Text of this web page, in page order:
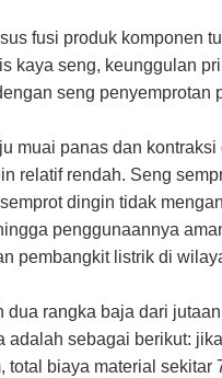
fusi produk komponen
kaya seng, keunggulan
seng penyemprotan
muai panas dan
relatif rendah. Seng
dingin tidak
penggunaannya
pembangkit listrik di
rangka baja dari
sebagai berikut:
biaya material sekitar